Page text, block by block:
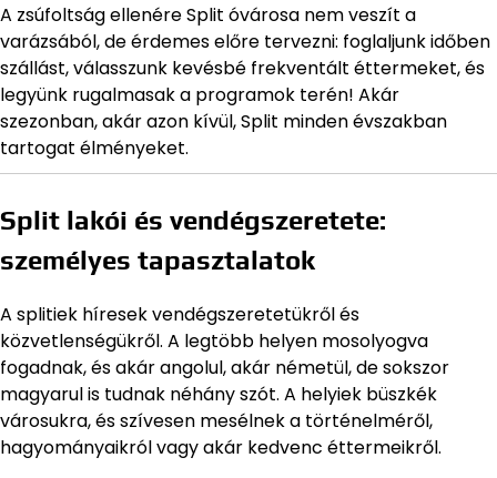
A zsúfoltság ellenére Split óvárosa nem veszít a
varázsából, de érdemes előre tervezni: foglaljunk időben
szállást, válasszunk kevésbé frekventált éttermeket, és
legyünk rugalmasak a programok terén! Akár
szezonban, akár azon kívül, Split minden évszakban
tartogat élményeket.
Split lakói és vendégszeretete:
személyes tapasztalatok
A splitiek híresek vendégszeretetükről és
közvetlenségükről. A legtöbb helyen mosolyogva
fogadnak, és akár angolul, akár németül, de sokszor
magyarul is tudnak néhány szót. A helyiek büszkék
városukra, és szívesen mesélnek a történelméről,
hagyományaikról vagy akár kedvenc éttermeikről.